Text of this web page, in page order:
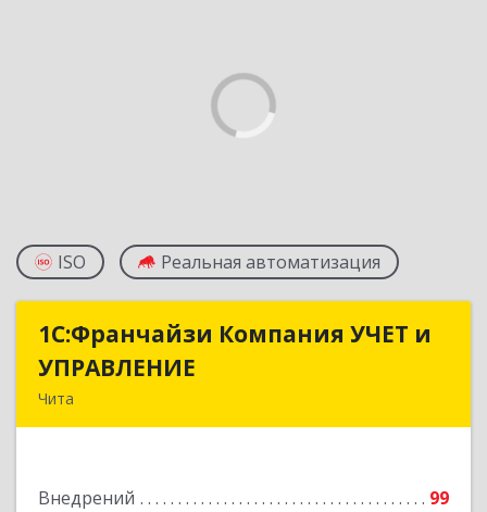
ISO Реальная автоматизация
1С:Франчайзи Компания УЧЕТ и
УПРАВЛЕНИЕ
Чита
Внедрений
99
1С:Франчайзи Компания УЧЕТ и
Подробнее